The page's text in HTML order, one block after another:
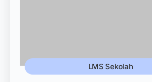
Tepat untuk Kebutuhan
Proses pemilihan aplikasi cbt yang